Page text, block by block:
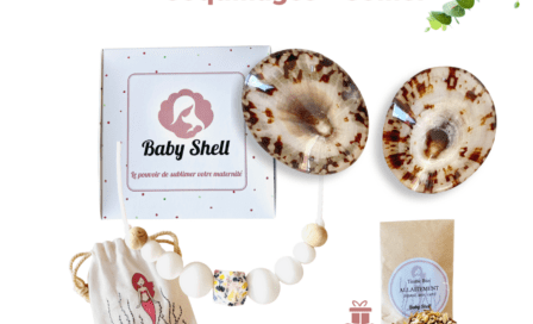
choisies
sur
la
page
du
produit